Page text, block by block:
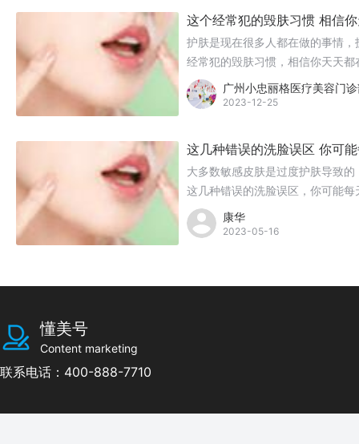
这个经常犯的毁肤习惯 相信
护肤是现在很多人都在做的事情
经常犯的毁肤习惯，相信你天天都
广州小忠丽格医疗美容门
2023-12-25
这几种错误的洗脸误区 你可
大多数敏感皮肤是过度护肤导致
这几种错误的洗脸误区，你可能
康华
2023-05-16
懂美号
Content marketing
联系电话：400-888-7710